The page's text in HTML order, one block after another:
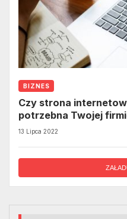
BIZNES
Czy strona
potrzebna Twojej
13 Lipca 2022